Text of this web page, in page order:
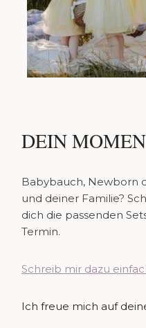
DEIN
Babybauch, Newborn
und deiner Familie?
dich die passenden
Termin.
Schreib mir dazu
Ich freue mich auf